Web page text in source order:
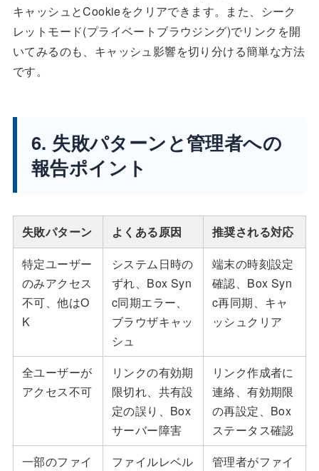
キャッシュとCookieをクリアできます。また、シーク
レットモード(プライベートブラウジング)でリンクを開
いてみるのも、キャッシュ影響を切り分ける簡単な方法
です。
6. 失敗パターンと管理者への
報告ポイント
失敗パターン よくある原因
推奨される対応
特定ユーザー
のみアクセス
不可、他はO
K
システム日時の
ずれ、Box Syn
c同期エラー、
ブラウザキャッ
シュ
端末の時刻設定
確認、Box Syn
c再同期、キャ
ッシュクリア
全ユーザーが
アクセス不可
リンクの有効期
限切れ、共有設
定の誤り、Box
サーバー障害
リンク作成者に
連絡、有効期限
の再設定、Box
ステータス確認
一部のファイ
ファイルレベル
管理者がファイ